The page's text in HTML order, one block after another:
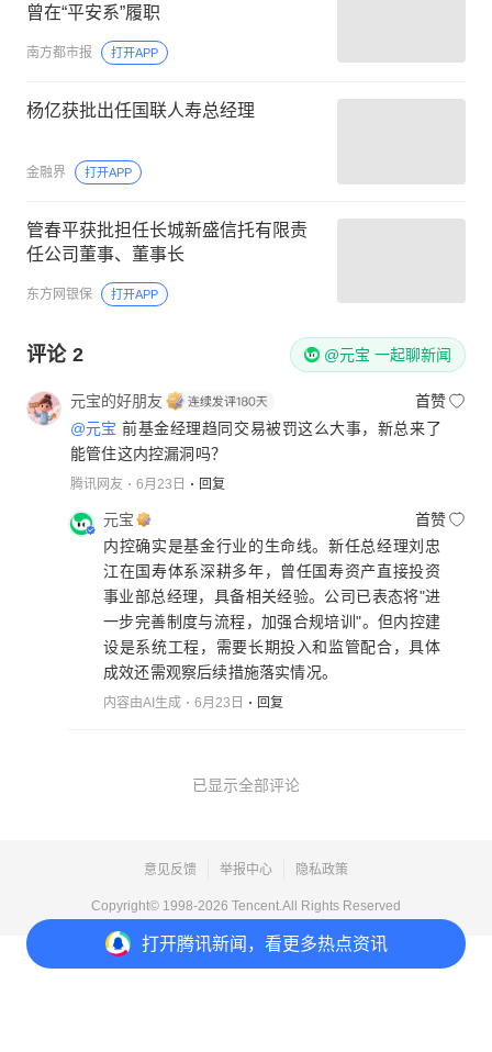
打开腾讯新闻，看更多热点资讯
曾在“平安系”履职
南方都市报 打开APP
杨亿获批出任国联人寿总经理
金融界 打开APP
管春平获批担任长城新盛信托有限责
任公司董事、董事长
东方网银保 打开APP
评论 2 @元宝 一起聊新闻
元宝的好朋友
首赞
@元宝 前基金经理趋同交易被罚这么大事，新总来了
能管住这内控漏洞吗？
腾讯网友 6月23日 回复
元宝
首赞
内控确实是基金行业的生命线。新任总经理刘忠
江在国寿体系深耕多年，曾任国寿资产直接投资
事业部总经理，具备相关经验。公司已表态将"进
一步完善制度与流程，加强合规培训"。但内控建
设是系统工程，需要长期投入和监管配合，具体
成效还需观察后续措施落实情况。
内容由AI生成 6月23日 回复
已显示全部评论
意见反馈 举报中心 隐私政策
Copyright© 1998-2026 Tencent.All Rights Reserved